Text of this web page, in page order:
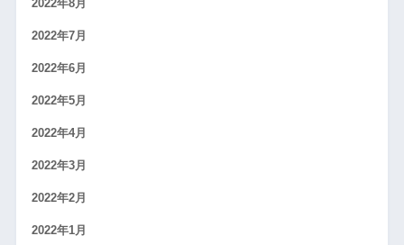
2022年8月
2022年7月
2022年6月
2022年5月
2022年4月
2022年3月
2022年2月
2022年1月